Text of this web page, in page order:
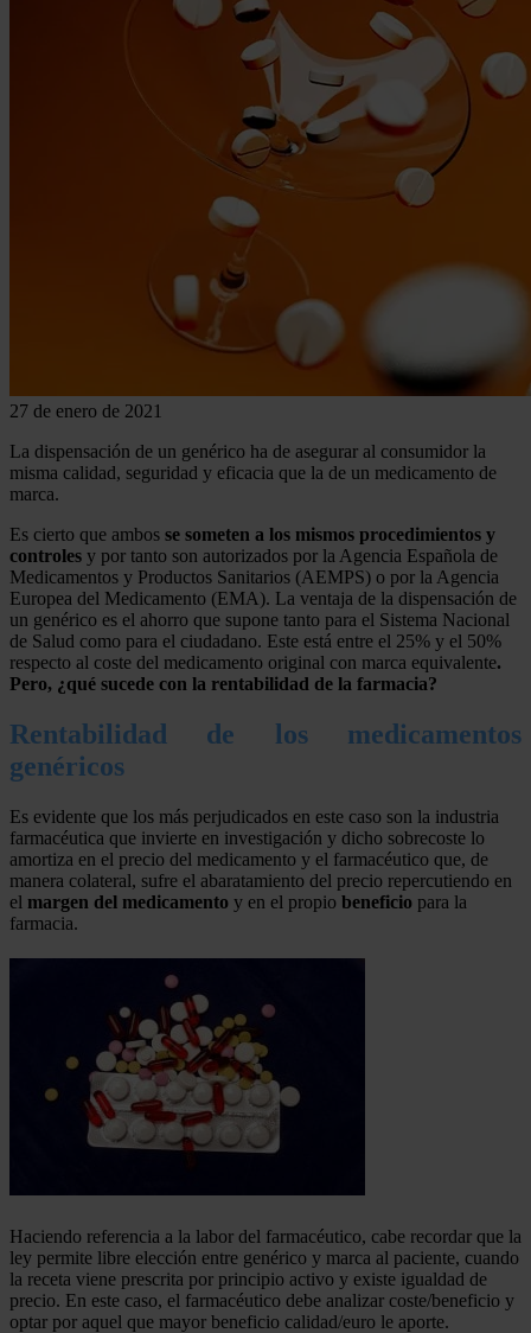
27 de enero de 2021
La dispensación de un genérico ha de asegurar al consumidor la
misma calidad, seguridad y eficacia que la de un medicamento de
marca.
Es cierto que ambos se someten a los mismos procedimientos y
controles y por tanto son autorizados por la Agencia Española de
Medicamentos y Productos Sanitarios (AEMPS) o por la Agencia
Europea del Medicamento (EMA). La ventaja de la dispensación de
un genérico es el ahorro que supone tanto para el Sistema Nacional
de Salud como para el ciudadano. Este está entre el 25% y el 50%
respecto al coste del medicamento original con marca equivalente.
Pero, ¿qué sucede con la rentabilidad de la farmacia?
Rentabilidad de los medicamentos
genéricos
Es evidente que los más perjudicados en este caso son la industria
farmacéutica que invierte en investigación y dicho sobrecoste lo
amortiza en el precio del medicamento y el farmacéutico que, de
manera colateral, sufre el abaratamiento del precio repercutiendo en
el margen del medicamento y en el propio beneficio para la
farmacia.
Haciendo referencia a la labor del farmacéutico, cabe recordar que la
ley permite libre elección entre genérico y marca al paciente, cuando
la receta viene prescrita por principio activo y existe igualdad de
precio. En este caso, el farmacéutico debe analizar coste/beneficio y
optar por aquel que mayor beneficio calidad/euro le aporte.